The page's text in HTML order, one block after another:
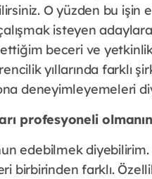
O yüzden bu
isteyen
beceri ve
yıllarında farklı
deneyimleyemeleri
profesyoneli
edebilmek diyebilirim.
birbirinden farklı.